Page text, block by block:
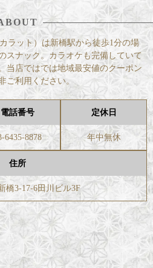
ラット）は新橋駅から徒歩1分の場
スナック。カラオケも完備していて
当店ではでは地域最安値のクーポン
ご利用ください。
電話番号
6435-8878
定休日
年中無休
住所
橋3-17-6田川ビル3F